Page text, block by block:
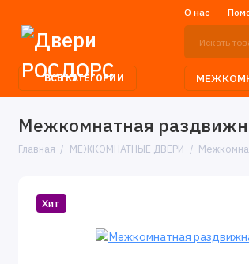
О нас
ВСЕ КАТЕГОРИИ
Межкомнатная
Главная МЕЖКОМНАТНЫЕ ДВЕРИ
Хит